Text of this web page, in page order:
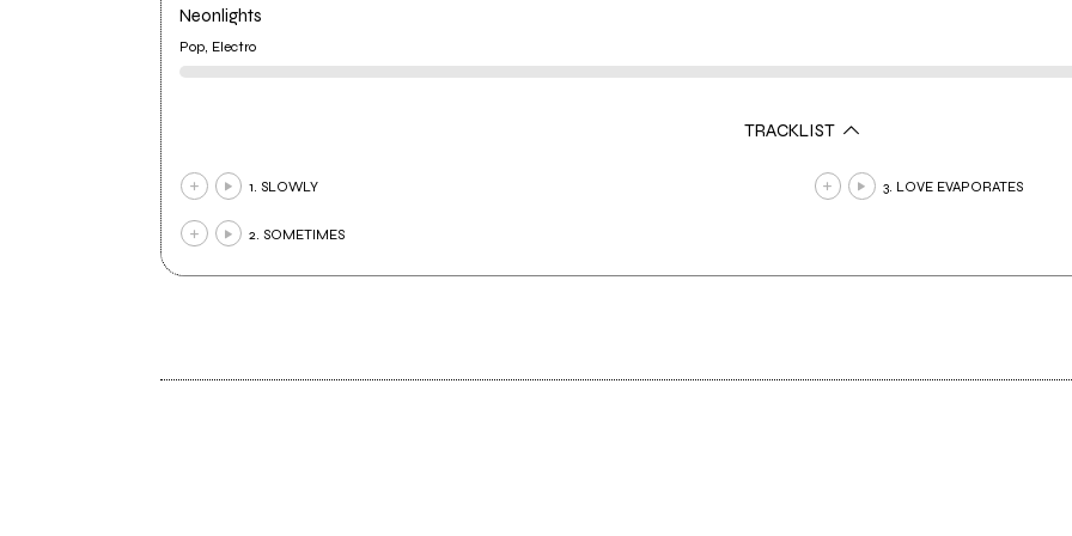
Neonlights
Pop, Electro
TRACKLIST
1. SLOWLY
2. SOMETIMES
3. LOVE EVAPORATES